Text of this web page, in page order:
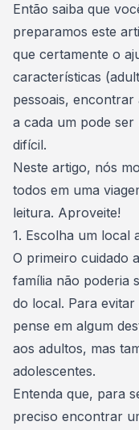
Então saiba que
preparamos este
que certamente o
características
pessoais, encontrar
a cada um pode
difícil.
Neste artigo, nós
todos em uma
leitura. Aproveite!
1. Escolha um local
O primeiro cuidado
família não poderia
do local. Para
pense em algum
aos adultos, mas
adolescentes.
Entenda que, para
preciso encontrar